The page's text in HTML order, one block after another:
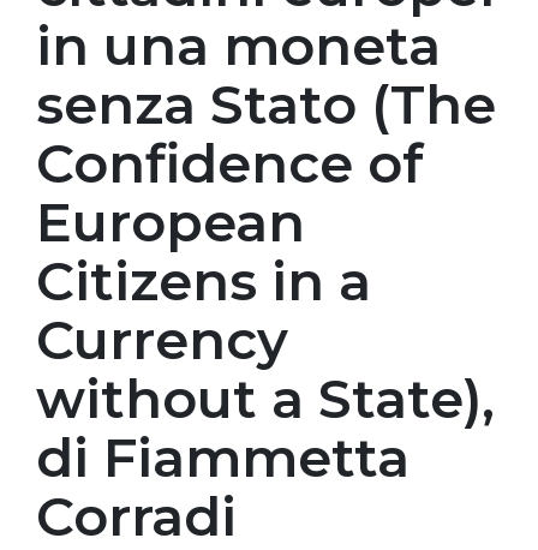
in una moneta
senza Stato (The
Confidence of
European
Citizens in a
Currency
without a State),
di Fiammetta
Corradi